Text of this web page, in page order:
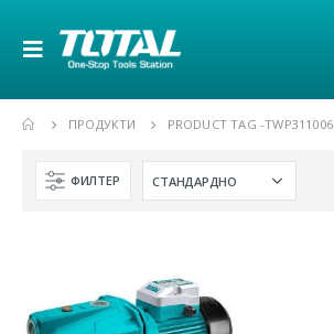
ПРОДУКТИ PRODUCT TAG -TWP311006
ФИЛТЕР